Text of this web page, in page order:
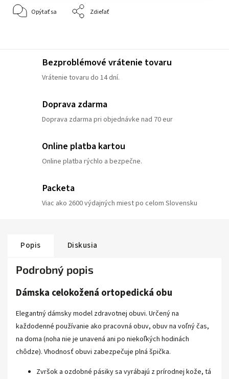
Opýtať sa Zdieľať
Bezproblémové vrátenie tovaru
Vrátenie tovaru do 14 dní.
Doprava zdarma
Doprava zdarma pri objednávke nad 70 eur
Online platba kartou
Online platba rýchlo a bezpečne.
Packeta
Viac ako 2600 výdajných miest po celom Slovensku
Popis Diskusia
Podrobný popis
Dámska celokožená ortopedická obu
Elegantný dámsky model zdravotnej obuvi. Určený na
každodenné používanie ako pracovná obuv, obuv na voľný čas,
na doma (noha nie je unavená ani po niekoľkých hodinách
chôdze). Vhodnosť obuvi zabezpečuje plná špička.
Zvršok a ozdobné pásiky sa vyrábajú z prírodnej kože, tá